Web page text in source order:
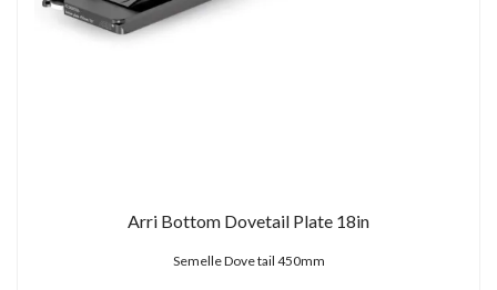
Arri Bottom Dovetail Plate 18in
Semelle Dove tail 450mm